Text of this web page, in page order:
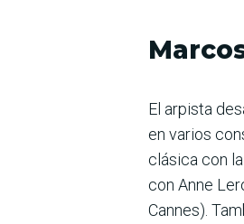
El arpista
en varios
clásica con
con Anne
Cannes).